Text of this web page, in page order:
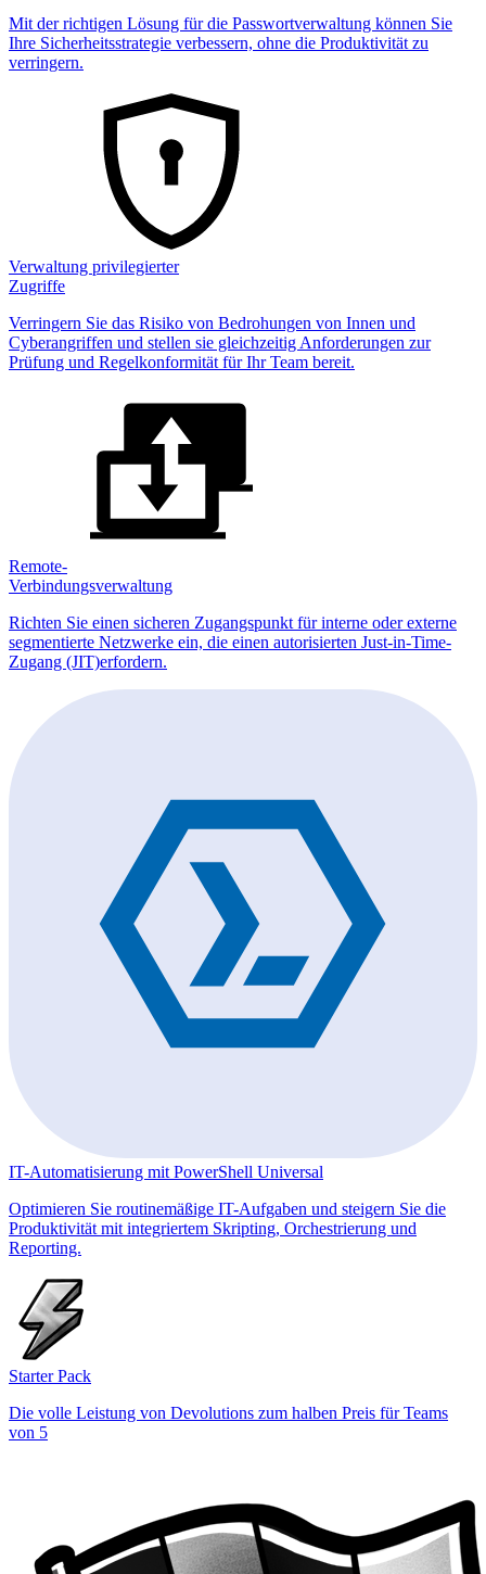
Mit der richtigen Lösung für die Passwortverwaltung können Sie
Ihre Sicherheitsstrategie verbessern, ohne die Produktivität zu
verringern.
Verwaltung privilegierter
Zugriffe
Verringern Sie das Risiko von Bedrohungen von Innen und
Cyberangriffen und stellen sie gleichzeitig Anforderungen zur
Prüfung und Regelkonformität für Ihr Team bereit.
Remote-
Verbindungsverwaltung
Richten Sie einen sicheren Zugangspunkt für interne oder externe
segmentierte Netzwerke ein, die einen autorisierten Just-in-Time-
Zugang (JIT)erfordern.
IT-Automatisierung mit PowerShell Universal
Optimieren Sie routinemäßige IT-Aufgaben und steigern Sie die
Produktivität mit integriertem Skripting, Orchestrierung und
Reporting.
Starter Pack
Die volle Leistung von Devolutions zum halben Preis für Teams
von 5